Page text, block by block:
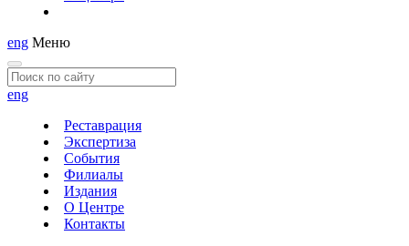
eng Меню
eng
Реставрация
Экспертиза
События
Филиалы
Издания
О Центре
Контакты